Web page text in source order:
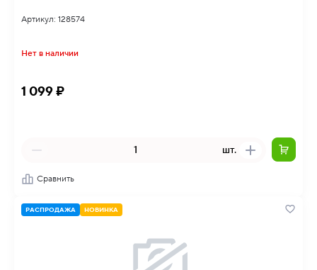
Артикул: 128574
Нет в наличии
1 099 ₽
шт.
Сравнить
РАСПРОДАЖА НОВИНКА